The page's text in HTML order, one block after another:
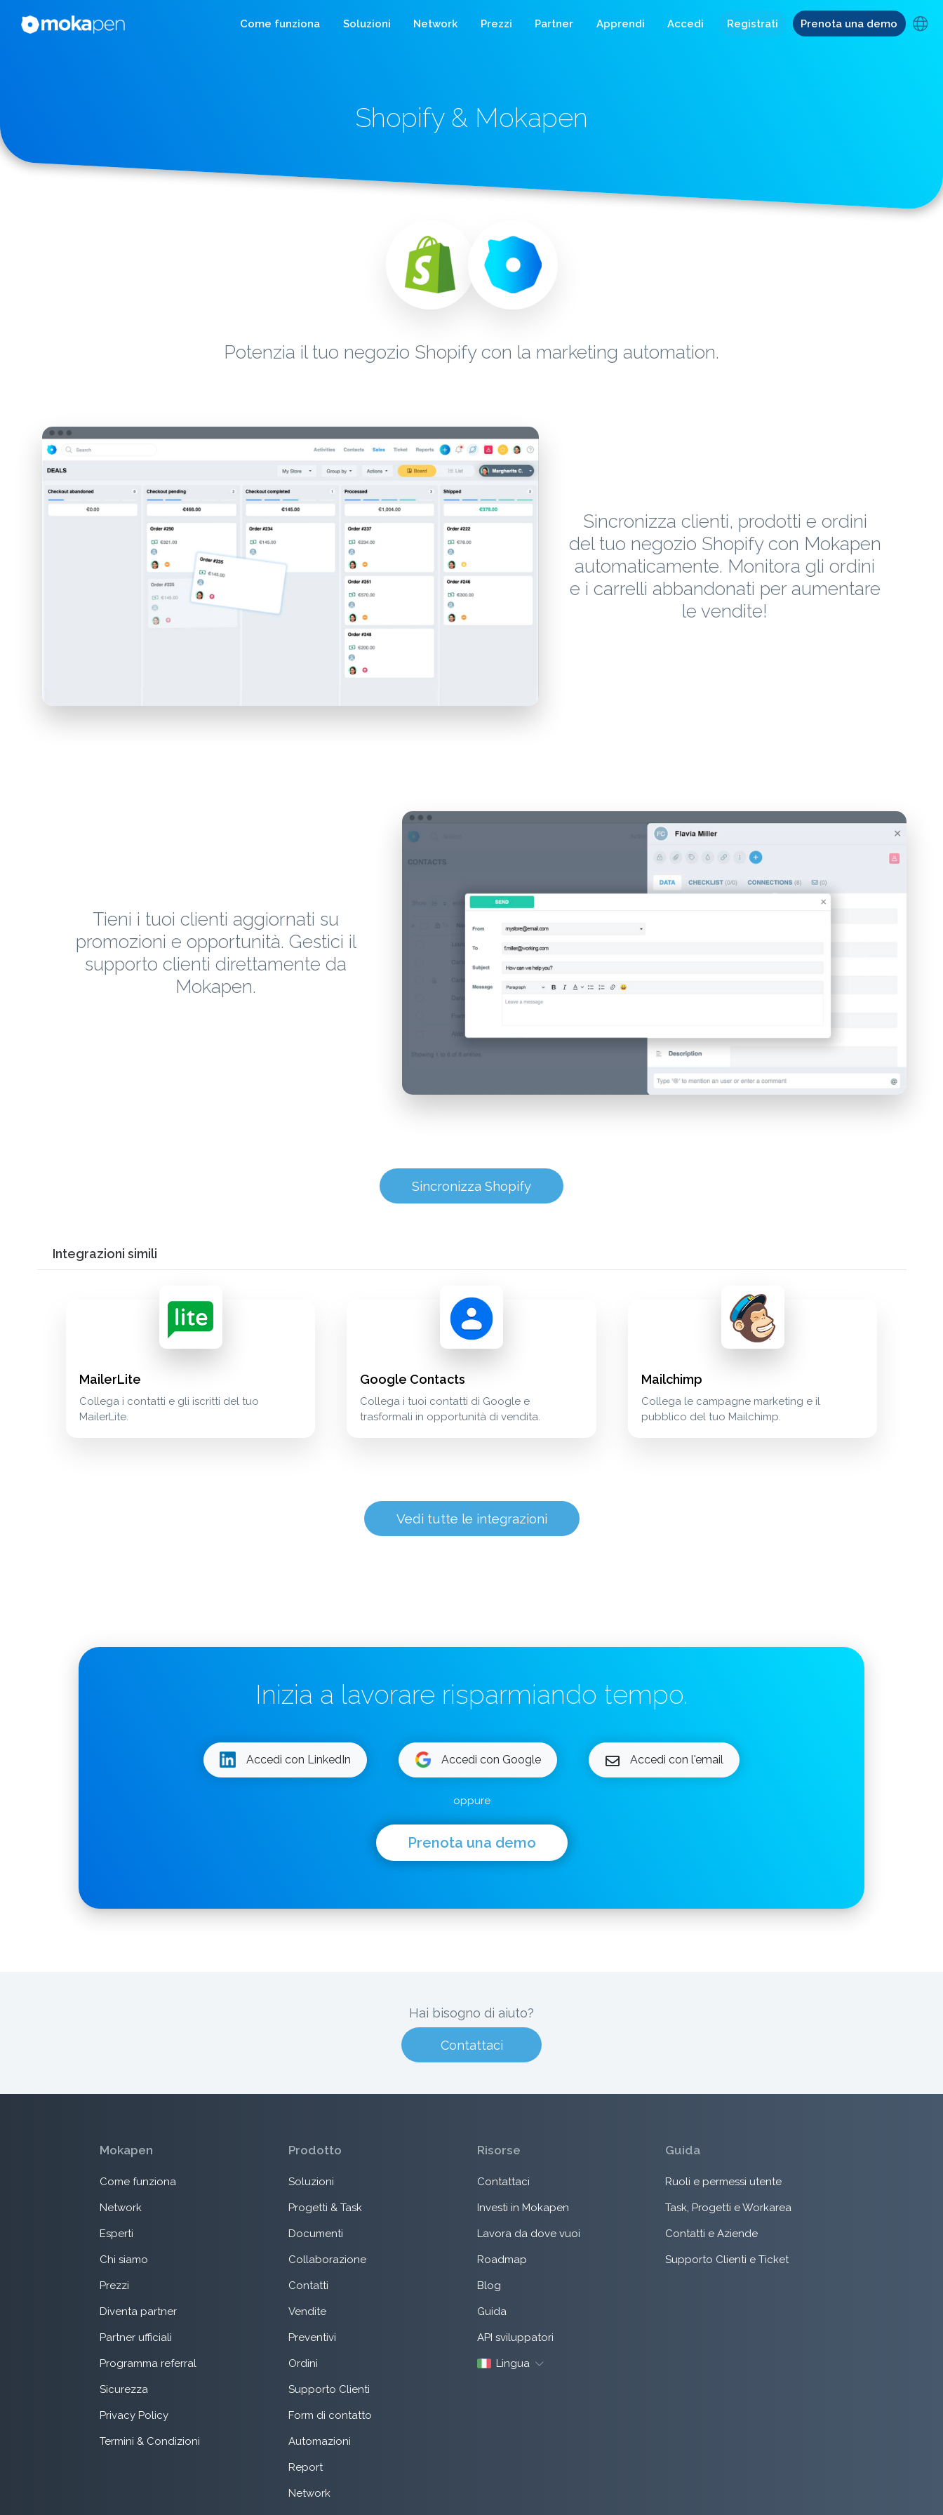
Come funziona Soluzioni Network Prezzi Partner Apprendi Accedi Registrati Prenota una demo
Shopify & Mokapen
Potenzia il tuo negozio Shopify con la marketing automation.
Sincronizza clienti, prodotti e ordini
del tuo negozio Shopify con Mokapen
automaticamente. Monitora gli ordini
e i carrelli abbandonati per aumentare
le vendite!
Tieni i tuoi clienti aggiornati su
promozioni e opportunità. Gestici il
supporto clienti direttamente da
Mokapen.
Sincronizza Shopify
Integrazioni simili
MailerLite
Collega i contatti e gli iscritti del tuo
MailerLite.
Google Contacts
Collega i tuoi contatti di Google e
trasformali in opportunità di vendita.
Mailchimp
Collega le campagne marketing e il
pubblico del tuo Mailchimp.
Vedi tutte le integrazioni
Inizia a lavorare risparmiando tempo.
Accedi con LinkedIn Accedi con Google Accedi con l'email
oppure
Prenota una demo
Hai bisogno di aiuto?
Contattaci
Mokapen
Come funziona
Network
Esperti
Chi siamo
Prezzi
Diventa partner
Partner ufficiali
Programma referral
Sicurezza
Privacy Policy
Termini & Condizioni
Prodotto
Soluzioni
Progetti & Task
Documenti
Collaborazione
Contatti
Vendite
Preventivi
Ordini
Supporto Clienti
Form di contatto
Automazioni
Report
Network
Risorse
Contattaci
Investi in Mokapen
Lavora da dove vuoi
Roadmap
Blog
Guida
API sviluppatori
Lingua
Guida
Ruoli e permessi utente
Task, Progetti e Workarea
Contatti e Aziende
Supporto Clienti e Ticket